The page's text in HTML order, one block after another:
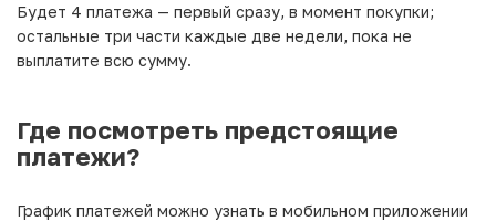
Будет 4 платежа — первый сразу, в момент покупки;
остальные три части каждые две недели, пока не
выплатите всю сумму.
Где посмотреть предстоящие
платежи?
График платежей можно узнать в мобильном приложении